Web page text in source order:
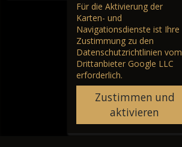
Für die Aktivierung der
Karten- und
Navigationsdienste ist Ihre
Zustimmung zu den
Datenschutzrichtlinien vom
Drittanbieter Google LLC
erforderlich.
Zustimmen und
aktivieren